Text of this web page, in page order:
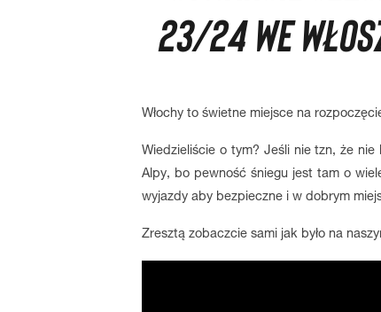
23/24 WE
Włochy to świetne miejsce na
Wiedzieliście o tym? Jeśli nie tzn, że
Alpy, bo pewność śniegu jest tam o
wyjazdy aby bezpieczne i w dobrym
Zresztą zobaczcie sami jak było na